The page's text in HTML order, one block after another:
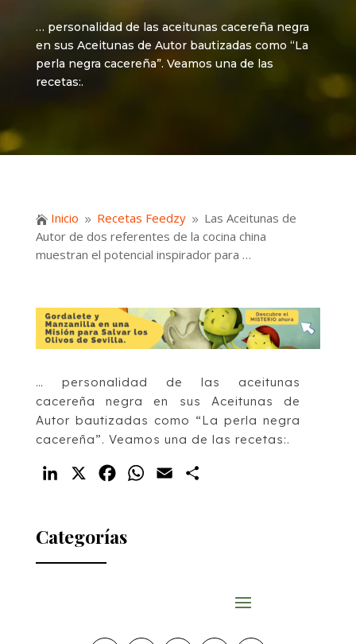
… personalidad de las aceitunas cacereña negra
en sus Aceitunas de Autor bautizadas como “La
perla negra cacereña”. Veamos una de las
recetas:.
 Inicio 9 Recetas Feedzy 9 Las Aceitunas de
Autor de dos referentes de la cocina china
muestran el potencial inspirador para …
… personalidad de las aceitunas
cacereña negra en sus Aceitunas de
Autor bautizadas como “La perla negra
cacereña”. Veamos una de las recetas:.
LinkedIn FacebookWhatsApp
Email
Categorías